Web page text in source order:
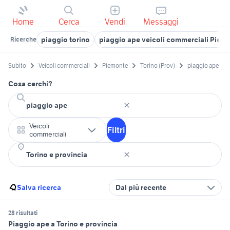
Home Cerca Vendi Messaggi
Ricerche piaggio torino piaggio ape veicoli commerciali
Subito Veicoli commerciali Piemonte Torino (Prov) piaggio ape
Cosa cerchi?
Veicoli
commerciali
Filtri
Salva ricerca Dal più recente
28 risultati
Piaggio ape a Torino e provincia